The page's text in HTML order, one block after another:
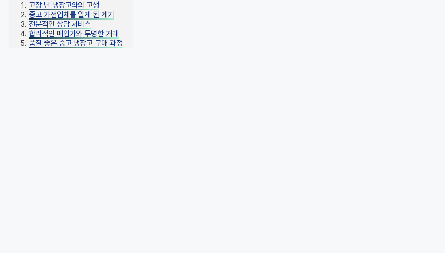
고장 난 냉장고와의 고생
중고 가전업체를 알게 된 계기
전문적인 상담 서비스
합리적인 매입가와 투명한 거래
품질 좋은 중고 냉장고 구매 과정